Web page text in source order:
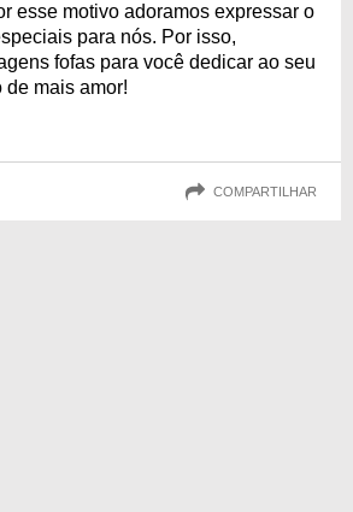
esse motivo adoramos expressar o
para nós. Por isso,
fofas para você dedicar ao seu
mais amor!
COMPARTILHAR